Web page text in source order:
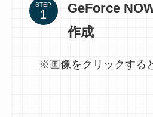
STEP
GeForce
作成
※画像をクリックする